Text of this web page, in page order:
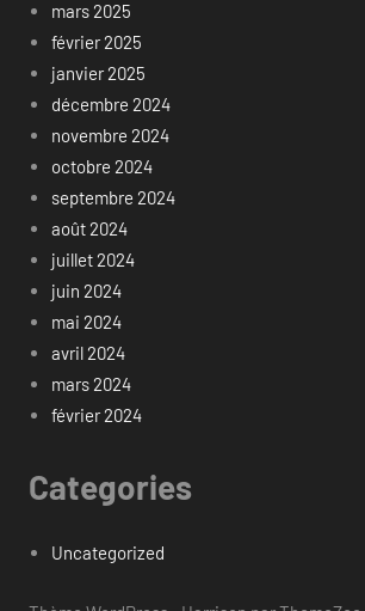
mars 2025
février 2025
janvier 2025
décembre 2024
novembre 2024
octobre 2024
septembre 2024
août 2024
juillet 2024
juin 2024
mai 2024
avril 2024
mars 2024
février 2024
Categories
Uncategorized